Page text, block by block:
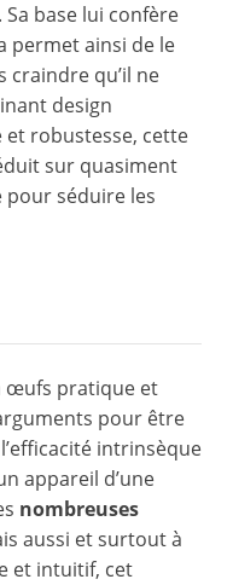
base lui confère
permet ainsi de le
craindre qu’il ne
design
robustesse, cette
sur quasiment
pour séduire les
œufs pratique et
pour être
intrinsèque
appareil d’une
nombreuses
aussi et surtout à
et intuitif, cet